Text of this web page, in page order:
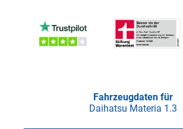
Fahrzeugdaten für
Daihatsu Materia 1.3